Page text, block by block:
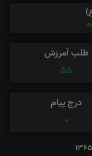
طلب آمرزش
55
درج پیام
0